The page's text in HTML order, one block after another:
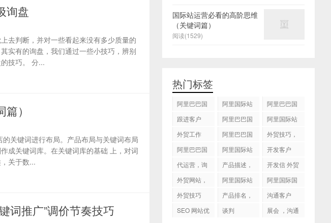
询盘
去判断，并对一些看起来没有多少质量的
实有的询盘，我们通过一些小技巧，辨别
技巧。 分...
）
关键词进行布局。产品布局与关键词布局
成关键词库。在关键词库的基础 上，对词
关于数...
词推广”调价节奏技巧
国际站运营必看的高阶思维
（关键词篇）
阅读(1529)
热门标签
阿里巴巴国
阿里国际站
国际站托管
服务，阿里
服务
阿里巴巴国
跟进客户
阿里巴巴国
阿里国际站
外贸工作
阿里巴巴国
作
外贸技巧，
阿里巴巴国
化
阿里国际站
开发客户
代运营，询
产品描述，
开发信 外贸
外贸网站，
阿里国际站
阿里国际国
外贸技巧
产品排名，
沟通客户
SEO 网站优
谈判
展会 ，沟通